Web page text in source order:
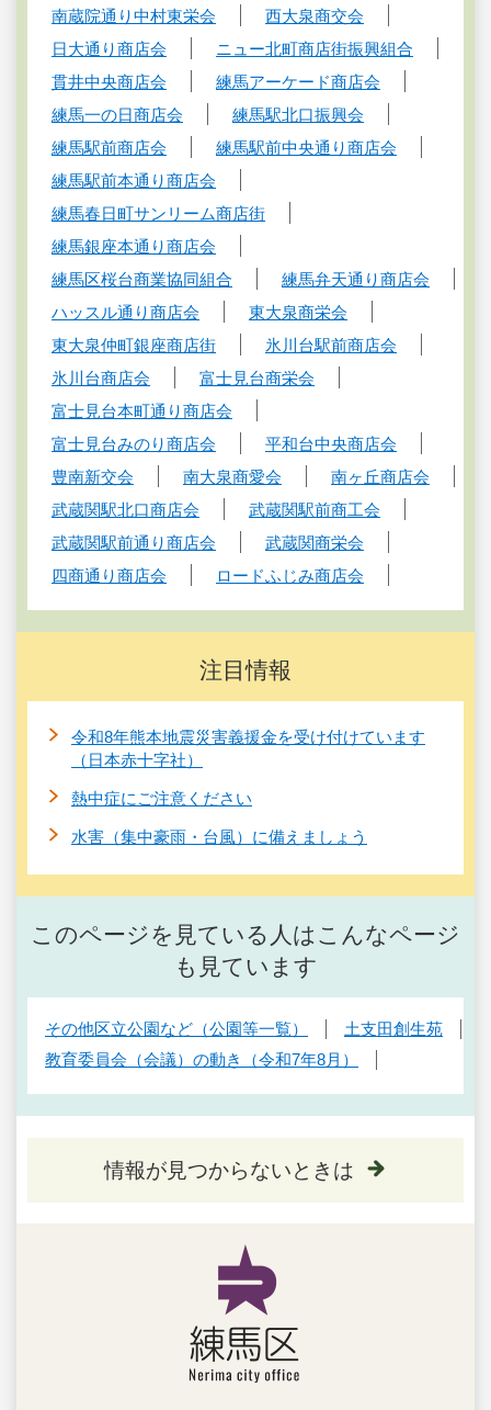
南蔵院通り中村東栄会
西大泉商交会
日大通り商店会
ニュー北町商店街振興組合
貫井中央商店会
練馬アーケード商店会
練馬一の日商店会
練馬駅北口振興会
練馬駅前商店会
練馬駅前中央通り商店会
練馬駅前本通り商店会
練馬春日町サンリーム商店街
練馬銀座本通り商店会
練馬区桜台商業協同組合
練馬弁天通り商店会
ハッスル通り商店会
東大泉商栄会
東大泉仲町銀座商店街
氷川台駅前商店会
氷川台商店会
富士見台商栄会
富士見台本町通り商店会
富士見台みのり商店会
平和台中央商店会
豊南新交会
南大泉商愛会
南ヶ丘商店会
武蔵関駅北口商店会
武蔵関駅前商工会
武蔵関駅前通り商店会
武蔵関商栄会
四商通り商店会
ロードふじみ商店会
注目情報
令和8年熊本地震災害義援金を受け付けています
（日本赤十字社）
熱中症にご注意ください
水害（集中豪雨・台風）に備えましょう
このページを見ている人はこんなページ
も見ています
その他区立公園など（公園等一覧）
土支田創生苑
教育委員会（会議）の動き（令和7年8月）
情報が見つからないときは